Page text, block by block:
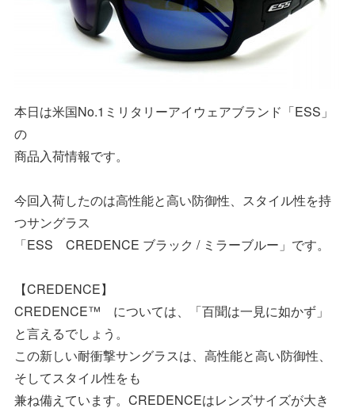
本日は米国No.1ミリタリーアイウェアブランド「ESS」
の
商品入荷情報です。
今回入荷したのは高性能と高い防御性、スタイル性を持
つサングラス
「ESS CREDENCE ブラック / ミラーブルー」です。
【CREDENCE】
CREDENCE™ については、「百聞は一見に如かず」
と言えるでしょう。
この新しい耐衝撃サングラスは、高性能と高い防御性、
そしてスタイル性をも
兼ね備えています。CREDENCEはレンズサイズが大き